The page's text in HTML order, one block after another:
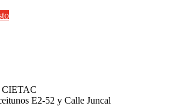
E2-52 y Calle Juncal